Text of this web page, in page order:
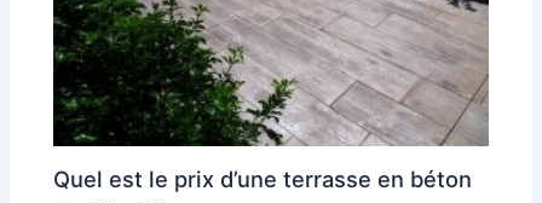
Quel est le prix d’une terrasse en béton